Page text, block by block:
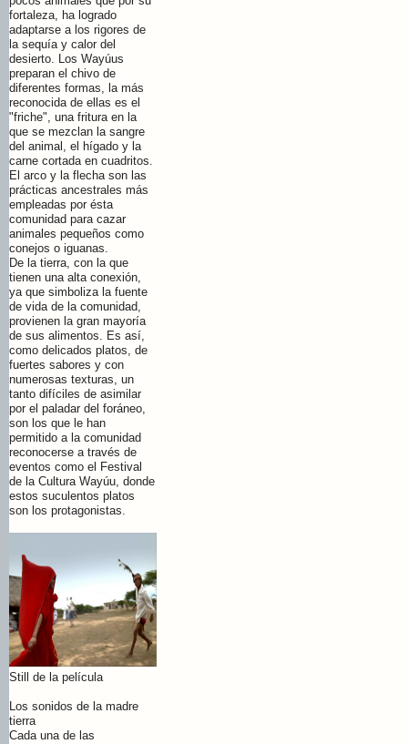
fortaleza, ha logrado
adaptarse a los rigores de
la sequía y calor del
desierto. Los Wayúus
preparan el chivo de
diferentes formas, la más
reconocida de ellas es el
"friche", una fritura en la
que se mezclan la sangre
del animal, el hígado y la
carne cortada en cuadritos.
El arco y la flecha son las
prácticas ancestrales más
empleadas por ésta
comunidad para cazar
animales pequeños como
conejos o iguanas.
De la tierra, con la que
tienen una alta conexión,
ya que simboliza la fuente
de vida de la comunidad,
provienen la gran mayoría
de sus alimentos. Es así,
como delicados platos, de
fuertes sabores y con
numerosas texturas, un
tanto difíciles de asimilar
por el paladar del foráneo,
son los que le han
permitido a la comunidad
reconocerse a través de
eventos como el Festival
de la Cultura Wayúu, donde
estos suculentos platos
son los protagonistas.
Still de la película
Los sonidos de la madre
tierra
Cada una de las